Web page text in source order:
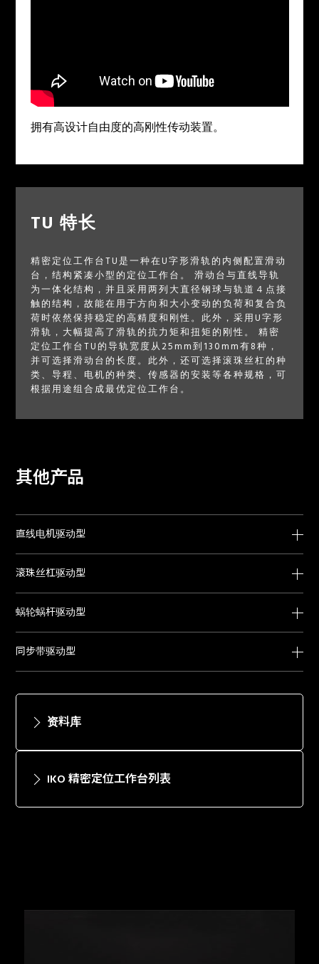
拥有高设计自由度的高刚性传动装置。
TU 特长
精密定位工作台TU是一种在U字形滑轨的内侧配置滑动
台，结构紧凑小型的定位工作台。 滑动台与直线导轨
为一体化结构，并且采用两列大直径钢球与轨道４点接
触的结构，故能在用于方向和大小变动的负荷和复合负
荷时依然保持稳定的高精度和刚性。此外，采用U字形
滑轨，大幅提高了滑轨的抗力矩和扭矩的刚性。 精密
定位工作台TU的导轨宽度从25mm到130mm有8种，
并可选择滑动台的长度。此外，还可选择滚珠丝杠的种
类、导程、电机的种类、传感器的安装等各种规格，可
根据用途组合成最优定位工作台。
其他产品
直线电机驱动型
滚珠丝杠驱动型
蜗轮蜗杆驱动型
同步带驱动型
资料库
IKO 精密定位工作台列表